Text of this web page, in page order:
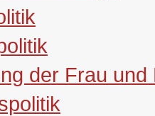
der Frau und